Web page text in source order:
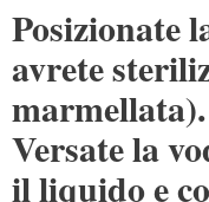
Posizionate
avrete
marmellata).
Versate la
il liquido e